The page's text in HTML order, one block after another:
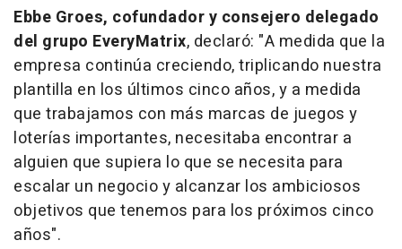
Ebbe Groes, cofundador y consejero delegado
del grupo EveryMatrix, declaró: "A medida que la
empresa continúa creciendo, triplicando nuestra
plantilla en los últimos cinco años, y a medida
que trabajamos con más marcas de juegos y
loterías importantes, necesitaba encontrar a
alguien que supiera lo que se necesita para
escalar un negocio y alcanzar los ambiciosos
objetivos que tenemos para los próximos cinco
años".